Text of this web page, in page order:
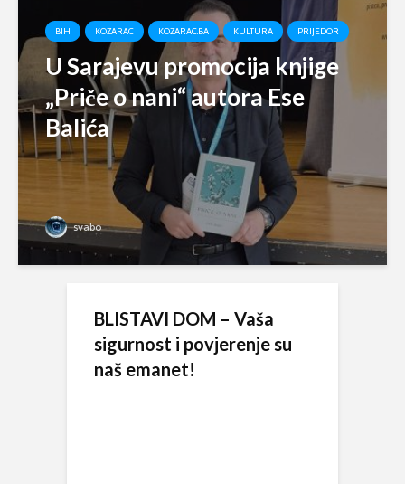
BIH KOZARAC KOZARAC.BA KULTURA PRIJEDOR
U Sarajevu promocija knjige
„Priče o nani“ autora Ese
Balića
svabo
BLISTAVI DOM – Vaša
sigurnost i povjerenje su
naš emanet!